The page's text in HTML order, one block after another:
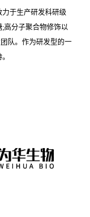
于生产研发科研级
高分子聚合物修饰以
队。作为研发型的一